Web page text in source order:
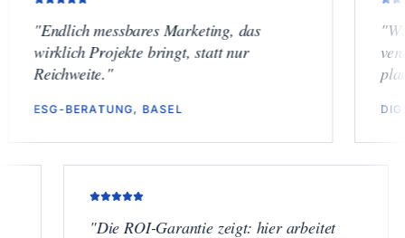
"Endlich messbares Marketing, das
wirklich Projekte bringt, statt nur
Reichweite.
ESG-BERATUNG, BASEL
Die ROI-Garantie zeigt: hier arbeitet